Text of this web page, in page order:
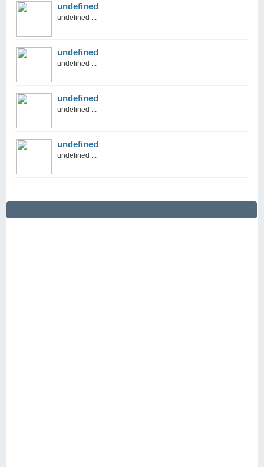
undefined
undefined ...
undefined
undefined ...
undefined
undefined ...
undefined
undefined ...